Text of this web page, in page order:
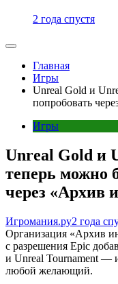
2 года спустя
Главная
Игры
Unreal Gold и
попробовать
Игры
Unreal Gold и
теперь можно
через «Архив
Игромания.ру2 года
Организация «Архив
с разрешения Epic
и Unreal Tournament —
любой желающий.